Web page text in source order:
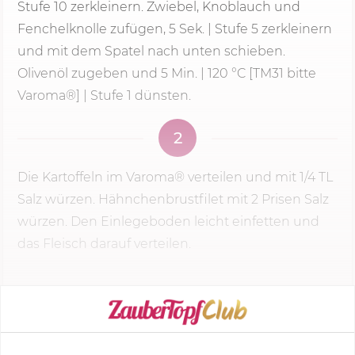
Stufe 10 zerkleinern. Zwiebel, Knoblauch und
Fenchelknolle zufügen, 5 Sek. | Stufe 5 zerkleinern
und mit dem Spatel nach unten schieben.
Olivenöl zugeben und 5 Min. 120 °C [TM31 bitte
Varoma®] | Stufe 1 dünsten.
2
Die Kartoffeln im Varoma® verteilen und mit 1/4 TL
Salz würzen. Hähnchenbrustfilet mit 2 Prisen Salz
würzen. Den Einlegeboden leicht einfetten und
das Fleisch darauf verteilen.
KOCHMODUS STARTEN